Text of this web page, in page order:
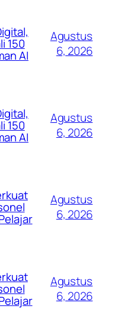
150
AI
Agustus
6, 2026
150
AI
Agustus
6, 2026
Agustus
6, 2026
Agustus
6, 2026